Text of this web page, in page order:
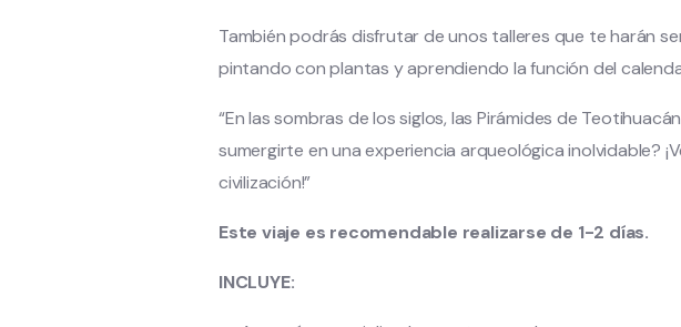
También podrás disfrutar de unos talleres que te harán
pintando con plantas y aprendiendo la función del
“En las sombras de los siglos, las Pirámides de
sumergirte en una experiencia arqueológica inolvidable?
civilización!”
Este viaje es recomendable realizarse de 1-2 días.
INCLUYE: